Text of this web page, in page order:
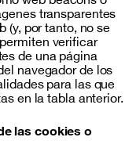
transparentes
(y, por tanto, no se
verificar
de una página
navegador de los
para las que
en la tabla anterior.
las cookies o